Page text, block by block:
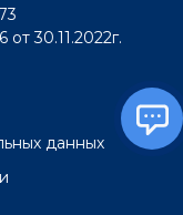
30.11.2022г.
данных